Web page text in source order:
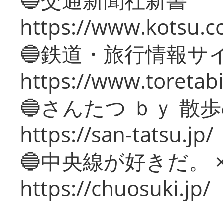
https://
🔵鉄道・旅行情報サ
https://
🔵さんたつ ｂｙ 散
https://san-tatsu.jp/
🔵中央線が好きだ。
https://chuosuki.jp/